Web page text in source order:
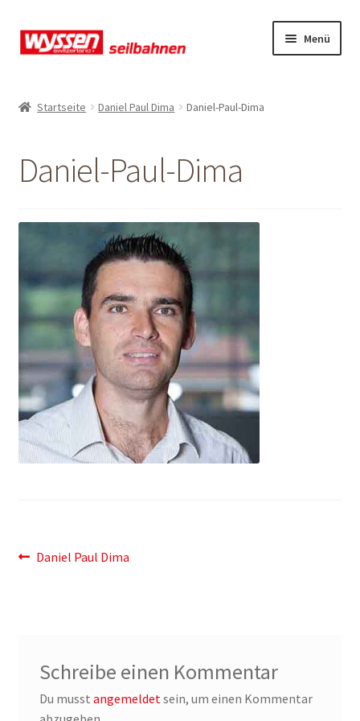
Zur
Navigation
Zum
Inhalt
Menü
Kasse
Mein Konto
Mein Konto
Shop
Shop
Warenkorb
Warenkorb
Startseite Daniel Paul Dima Daniel-Paul-Dima
Daniel-Paul-Dima
Beitragsnavigation
Vorheriger
Daniel Paul Dima
Schreibe einen Kommentar
Du musst angemeldet sein, um einen Kommentar